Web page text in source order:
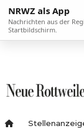
NRWZ als App
Nachrichten aus der
Startbildschirm.